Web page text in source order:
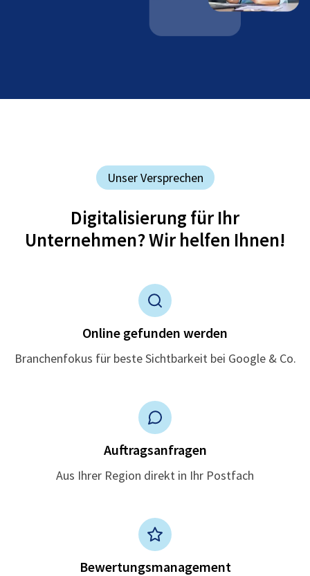
Unser Versprechen
Digitalisierung für Ihr
Unternehmen? Wir helfen Ihnen!
Online gefunden werden
Branchenfokus für beste Sichtbarkeit bei Google & Co.
Auftragsanfragen
Aus Ihrer Region direkt in Ihr Postfach
Bewertungsmanagement